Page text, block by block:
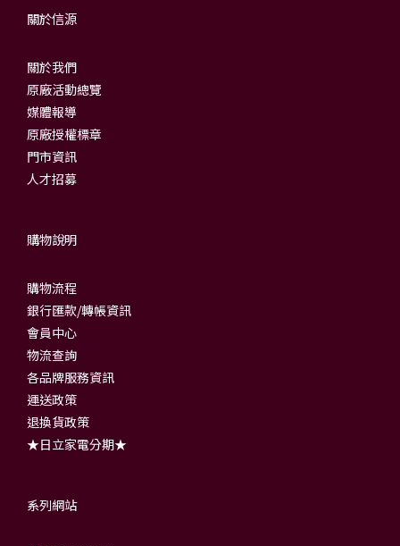
關於信源
關於我們
原廠活動總覽
媒體報導
原廠授權標章
門市資訊
人才招募
購物說明
購物流程
銀行匯款/轉帳資訊
會員中心
物流查詢
各品牌服務資訊
運送政策
退換貨政策
★日立家電分期★
系列網站